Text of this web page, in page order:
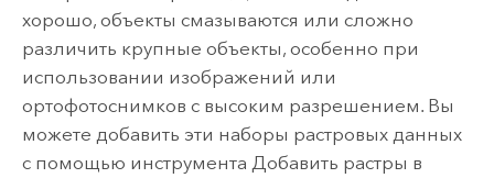
хорошо, объекты смазываются или сложно
различить крупные объекты, особенно при
использовании изображений или
ортофотоснимков с высоким разрешением. Вы
можете добавить эти наборы растровых данных
с помощью инструмента Добавить растры в